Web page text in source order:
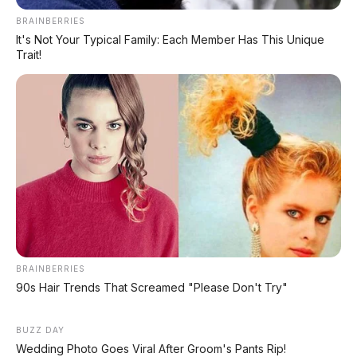
pemain istirahat atau makan siang, bus sudah siap
berjalan lagi dengan baterai penuh.
BRAINBERRIES
It's Not Your Typical Family: Each Member Has This Unique
Trait!
BRAINBERRIES
90s Hair Trends That Screamed "Please Don't Try"
BUZZ DAY
Wedding Photo Goes Viral After Groom's Pants Rip!